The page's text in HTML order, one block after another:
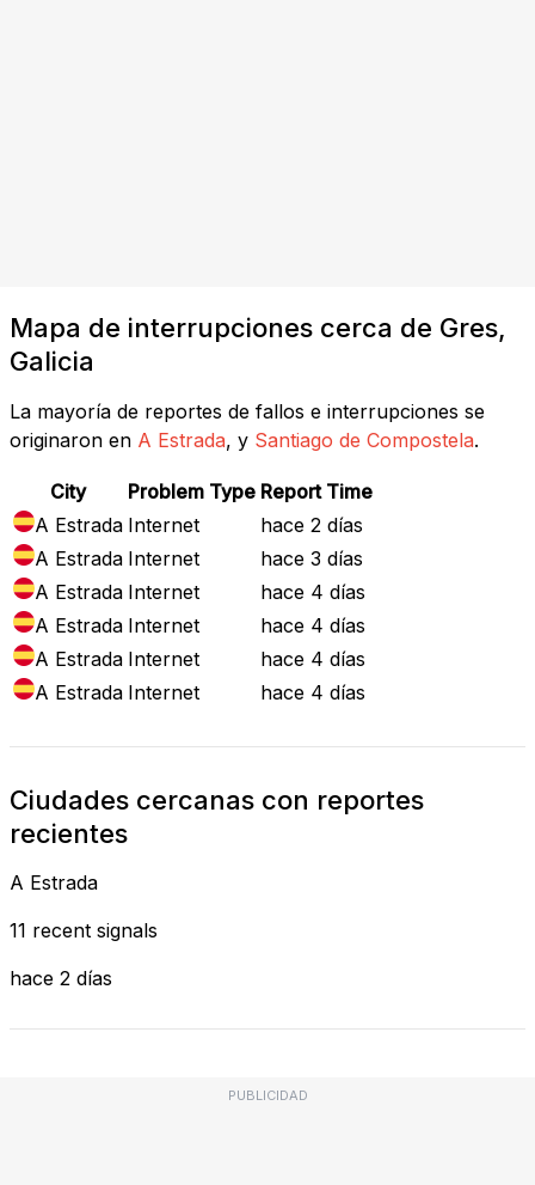
Mapa de interrupciones cerca de Gres,
Galicia
La mayoría de reportes de fallos e interrupciones se
originaron en A Estrada, y Santiago de Compostela.
City Problem Type Report Time
A Estrada Internet
hace 2 días
A Estrada Internet
hace 3 días
A Estrada Internet
hace 4 días
A Estrada Internet
hace 4 días
A Estrada Internet
hace 4 días
A Estrada Internet hace 4 días
Ciudades cercanas con reportes
recientes
A Estrada
11 recent signals
hace 2 días
PUBLICIDAD